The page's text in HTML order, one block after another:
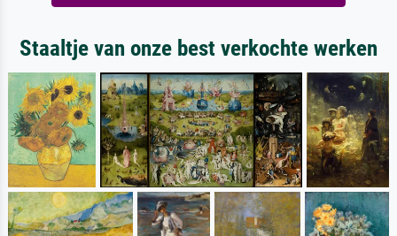
Staaltje van onze best verkochte werken